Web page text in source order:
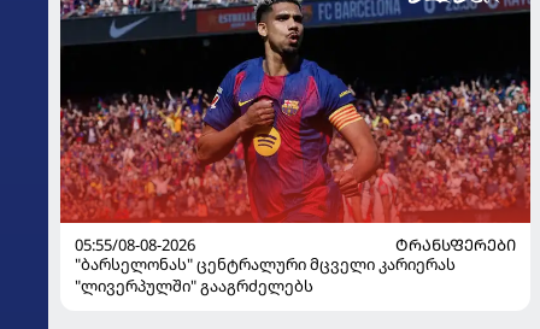
05:55/08-08-2026
ᲢᲠᲐᲜᲡᲤᲔᲠᲔᲑᲘ
"ბარსელონას" ცენტრალური მცველი კარიერას
"ლივერპულში" გააგრძელებს